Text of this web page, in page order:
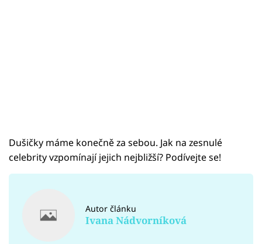
Dušičky máme konečně za sebou. Jak na zesnulé
celebrity vzpomínají jejich nejbližší? Podívejte se!
Autor článku
Ivana Nádvorníková